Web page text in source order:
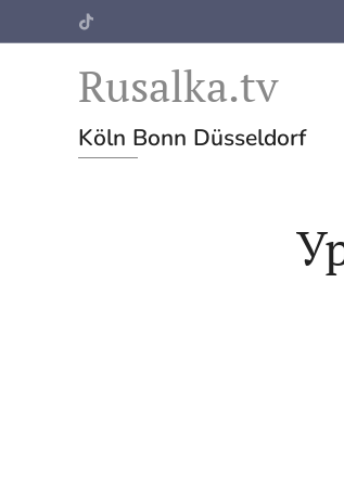
Rusalka.tv
Köln Bonn Düsseldorf